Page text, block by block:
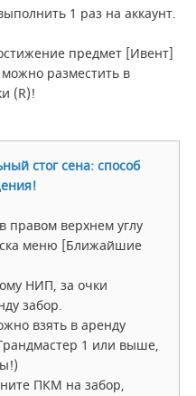
1 раз на аккаунт.
предмет [Ивент]
разместить в
(R)!
стог сена: способ
правом верхнем углу
меню [Ближайшие
НИП, за очки
забор.
взять в аренду
1 или выше,
ПКМ на забор,